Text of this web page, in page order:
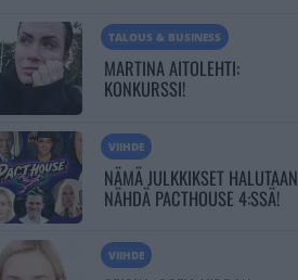
TALOUS & BUSINESS
MARTINA AITOLEHTI:
KONKURSSI!
VIIHDE
NÄMÄ JULKKIKSET HALUTAAN
NÄHDÄ PACTHOUSE 4:SSÄ!
VIIHDE